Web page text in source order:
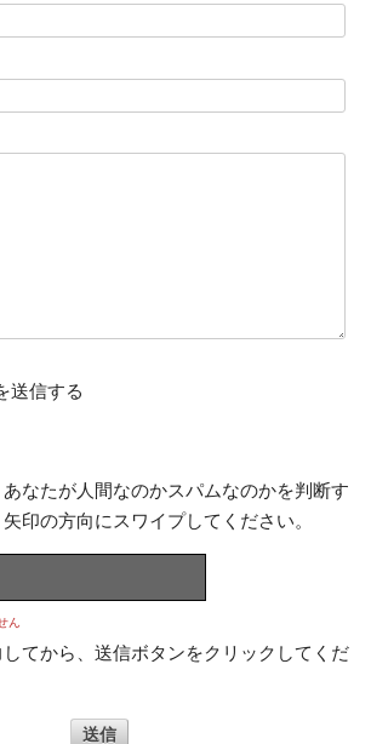
送信する
なたが人間なのかスパムなのかを判断す
印の方向にスワイプしてください。
ん
てから、送信ボタンをクリックしてくだ